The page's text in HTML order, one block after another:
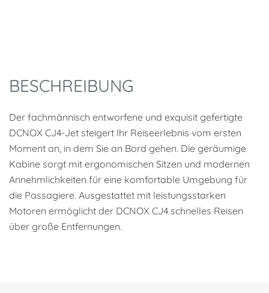
BESCHREIBUNG
Der fachmännisch entworfene und exquisit gefertigte
DCNOX CJ4-Jet steigert Ihr Reiseerlebnis vom ersten
Moment an, in dem Sie an Bord gehen. Die geräumige
Kabine sorgt mit ergonomischen Sitzen und modernen
Annehmlichkeiten für eine komfortable Umgebung für
die Passagiere. Ausgestattet mit leistungsstarken
Motoren ermöglicht der DCNOX CJ4 schnelles Reisen
über große Entfernungen.